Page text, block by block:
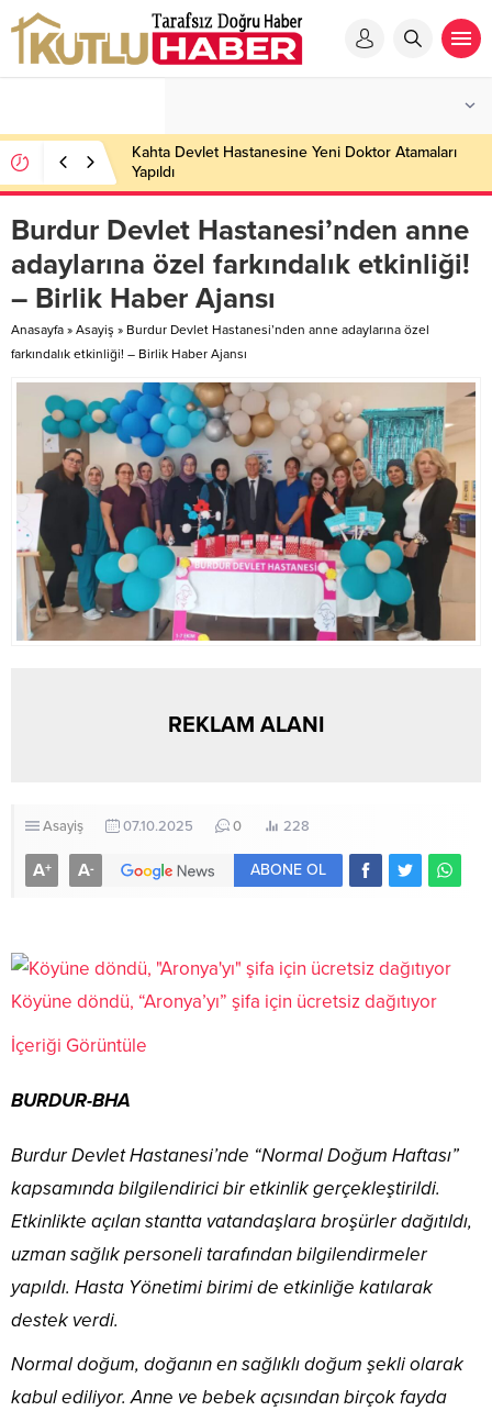
Kahta Devlet Hastanesine Yeni Doktor Atamaları
Yapıldı
Burdur Devlet Hastanesi’nden anne
adaylarına özel farkındalık etkinliği!
– Birlik Haber Ajansı
Anasayfa » Asayiş » Burdur Devlet Hastanesi’nden anne adaylarına özel
farkındalık etkinliği! – Birlik Haber Ajansı
REKLAM ALANI
Asayiş 07.10.2025 0 228
A+ A- ABONE OL
Köyüne döndü, “Aronya’yı” şifa için ücretsiz dağıtıyor
İçeriği Görüntüle
BURDUR-BHA
Burdur Devlet Hastanesi’nde “Normal Doğum Haftası”
kapsamında bilgilendirici bir etkinlik gerçekleştirildi.
Etkinlikte açılan stantta vatandaşlara broşürler dağıtıldı,
uzman sağlık personeli tarafından bilgilendirmeler
yapıldı. Hasta Yönetimi birimi de etkinliğe katılarak
destek verdi.
Normal doğum, doğanın en sağlıklı doğum şekli olarak
kabul ediliyor. Anne ve bebek açısından birçok fayda